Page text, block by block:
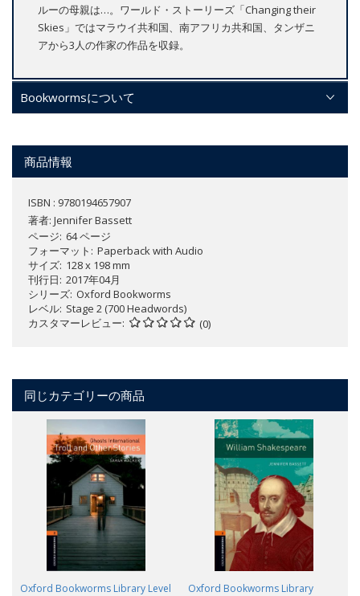
ルーの母親は…。ワールド・ストーリーズ「Changing their
Skies」ではマラウイ共和国、南アフリカ共和国、タンザニ
アから3人の作家の作品を収録。
Bookwormsについて
商品情報
ISBN : 9780194657907
著者: Jennifer Bassett
ページ 64 ページ
フォーマット
Paperback with Audio
サイズ 128 x 198 mm
刊行日 2017年04月
シリーズ Oxford Bookworms
レベル Stage 2 (700 Headwords)
カスタマーレビュー
(0)
同じカテゴリーの商品
Oxford Bookworms Library Level
Oxford Bookworms Library